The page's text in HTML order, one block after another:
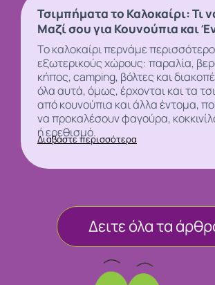
Τσιμπήματα το Καλοκαίρι: Τι
Μαζί σου για Κουνούπια και
Το καλοκαίρι περνάμε
εξωτερικούς χώρους: παραλία,
κήπος, camping, βόλτες και
όλα αυτά, όμως, έρχονται και τα
απόκουνούπια και άλλα έντομα,
να προκαλέσουν φαγούρα,
ή ερεθισμό.
Διαβάστε περισσότερα
Δειτε όλα τα